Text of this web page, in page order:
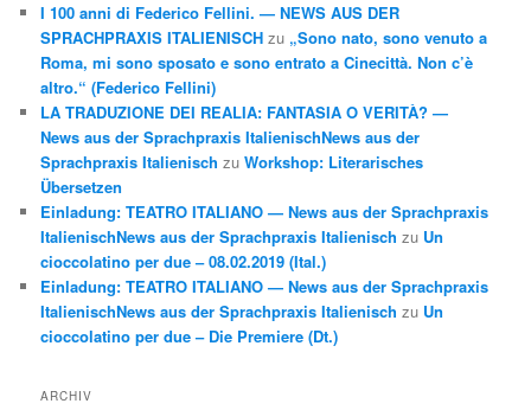
I 100 anni di Federico Fellini. — NEWS AUS DER
SPRACHPRAXIS ITALIENISCH zu „Sono nato, sono venuto a
Roma, mi sono sposato e sono entrato a Cinecittà. Non c’è
altro.“ (Federico Fellini)
LA TRADUZIONE DEI REALIA: FANTASIA O VERITÀ? —
News aus der Sprachpraxis ItalienischNews aus der
Sprachpraxis Italienisch zuWorkshop: Literarisches
Übersetzen
Einladung: TEATRO ITALIANO — News aus der Sprachpraxis
ItalienischNews aus der Sprachpraxis Italienisch zu Un
cioccolatino per due – 08.02.2019 (Ital.)
Einladung: TEATRO ITALIANO — News aus der Sprachpraxis
ItalienischNews aus der Sprachpraxis Italienisch zu Un
cioccolatino per due – Die Premiere (Dt.)
ARCHIV